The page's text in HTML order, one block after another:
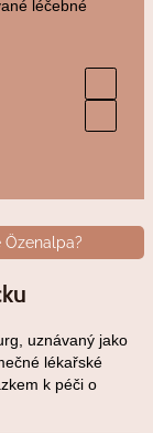
léčebné
uznávaný jako
lékařské
k péči o